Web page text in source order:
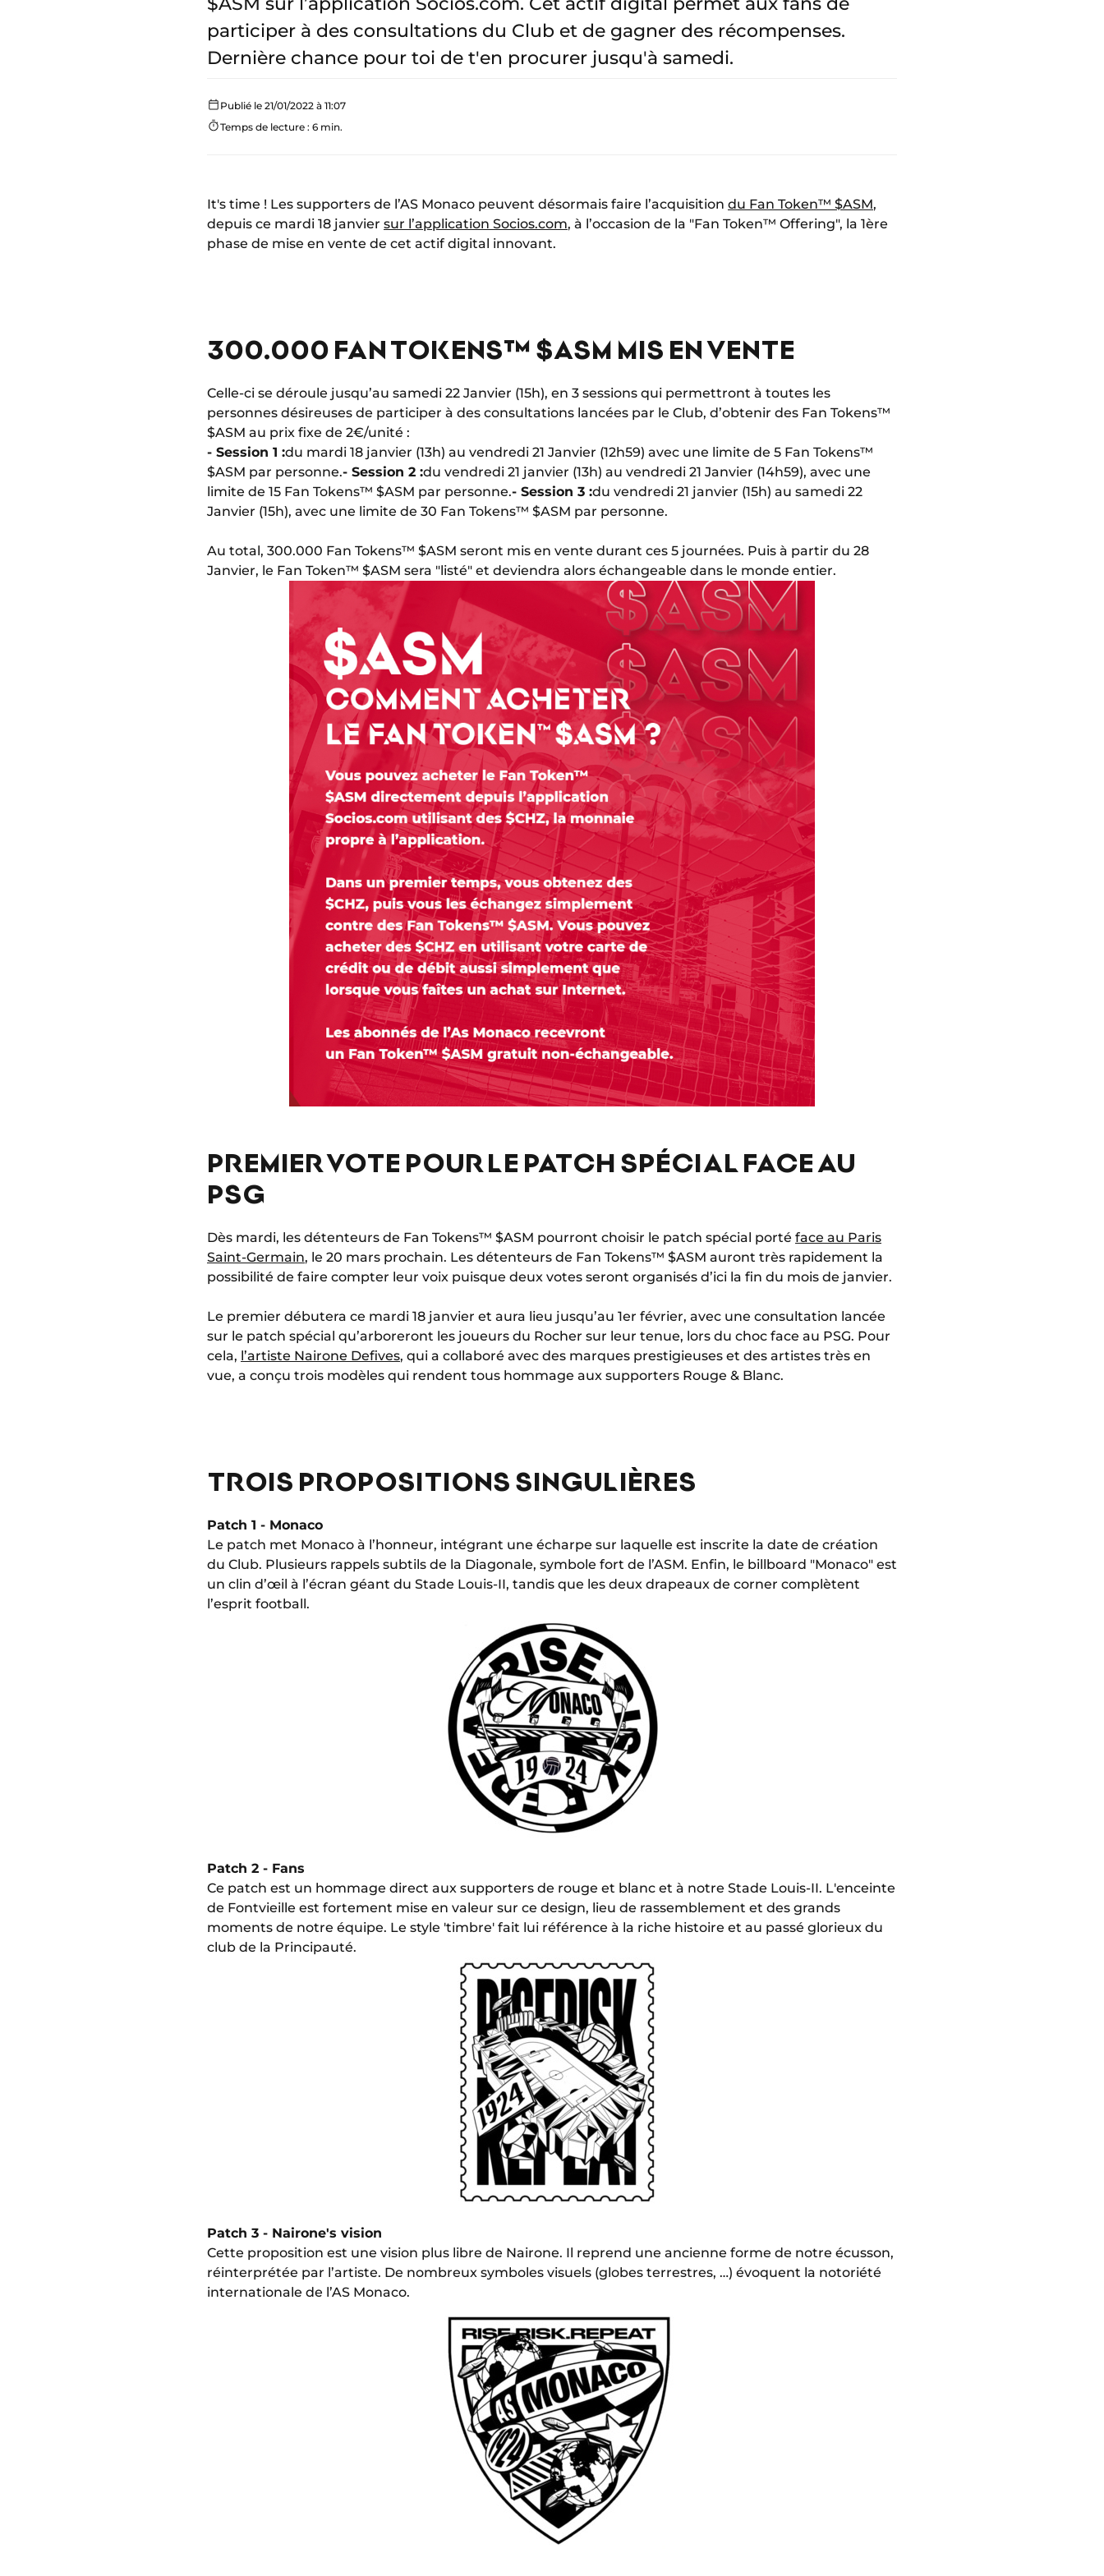
participer à des consultations du Club et de gagner des récompenses.
Dernière chance pour toi de t'en procurer jusqu'à samedi.
Publié le 21/01/2022 à 11:07
Temps de lecture : 6 min.
It's time ! Les supporters de l’AS Monaco peuvent désormais faire l’acquisition du Fan Token™ $ASM,
depuis ce mardi 18 janvier sur l’application Socios.com, à l’occasion de la "Fan Token™ Offering", la 1ère
phase de mise en vente de cet actif digital innovant.
300.000 FAN TOKENS™ $ASM MIS EN VENTE
Celle-ci se déroule jusqu’au samedi 22 Janvier (15h), en 3 sessions qui permettront à toutes les
personnes désireuses de participer à des consultations lancées par le Club, d’obtenir des Fan Tokens™
$ASM au prix fixe de 2€/unité :
- Session 1 :du mardi 18 janvier (13h) au vendredi 21 Janvier (12h59) avec une limite de 5 Fan Tokens™
$ASM par personne.- Session 2 :du vendredi 21 janvier (13h) au vendredi 21 Janvier (14h59), avec une
limite de 15 Fan Tokens™ $ASM par personne.- Session 3 :du vendredi 21 janvier (15h) au samedi 22
Janvier (15h), avec une limite de 30 Fan Tokens™ $ASM par personne.
Au total, 300.000 Fan Tokens™ $ASM seront mis en vente durant ces 5 journées. Puis à partir du 28
Janvier, le Fan Token™ $ASM sera "listé" et deviendra alors échangeable dans le monde entier.
PREMIER VOTE POUR LE PATCH SPÉCIAL FACE AU
PSG
Dès mardi, les détenteurs de Fan Tokens™ $ASM pourront choisir le patch spécial porté face au Paris
Saint-Germain, le 20 mars prochain. Les détenteurs de Fan Tokens™ $ASM auront très rapidement la
possibilité de faire compter leur voix puisque deux votes seront organisés d’ici la fin du mois de janvier.
Le premier débutera ce mardi 18 janvier et aura lieu jusqu’au 1er février, avec une consultation lancée
sur le patch spécial qu’arboreront les joueurs du Rocher sur leur tenue, lors du choc face au PSG. Pour
cela, l’artiste Nairone Defives, qui a collaboré avec des marques prestigieuses et des artistes très en
vue, a conçu trois modèles qui rendent tous hommage aux supporters Rouge & Blanc.
TROIS PROPOSITIONS SINGULIÈRES
Patch 1 - Monaco
Le patch met Monaco à l’honneur, intégrant une écharpe sur laquelle est inscrite la date de création
du Club. Plusieurs rappels subtils de la Diagonale, symbole fort de l’ASM. Enfin, le billboard "Monaco" est
un clin d’œil à l’écran géant du Stade Louis-II, tandis que les deux drapeaux de corner complètent
l’esprit football.
Patch 2 - Fans
Ce patch est un hommage direct aux supporters de rouge et blanc et à notre Stade Louis-II. L'enceinte
de Fontvieille est fortement mise en valeur sur ce design, lieu de rassemblement et des grands
moments de notre équipe. Le style 'timbre' fait lui référence à la riche histoire et au passé glorieux du
club de la Principauté.
Patch 3 - Nairone's vision
Cette proposition est une vision plus libre de Nairone. Il reprend une ancienne forme de notre écusson,
réinterprétée par l’artiste. De nombreux symboles visuels (globes terrestres, …) évoquent la notoriété
internationale de l’AS Monaco.